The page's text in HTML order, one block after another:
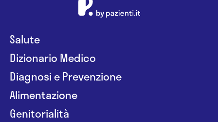
Salute
Dizionario Medico
Diagnosi e Prevenzione
Alimentazione
Genitorialità